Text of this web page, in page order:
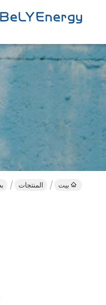
بيت المنتجات